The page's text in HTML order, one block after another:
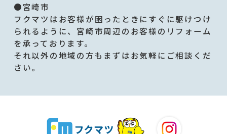
●宮崎市
フクマツはお客様が困ったときにすぐに駆けつけ
られるように、宮崎市周辺のお客様のリフォーム
を承っております。
それ以外の地域の方もまずはお気軽にご相談くだ
さい。